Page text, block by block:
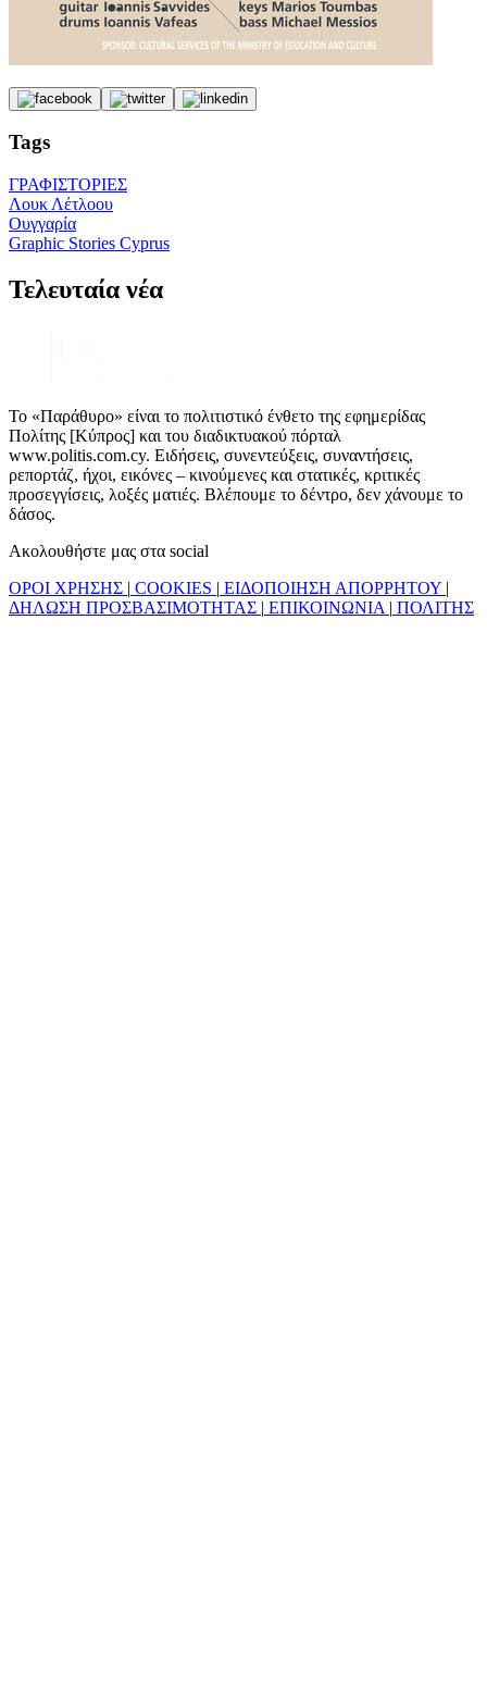
Tags
ΓΡΑΦΙΣΤΟΡΙΕΣ
Λουκ Λέτλοου
Ουγγαρία
Graphic Stories Cyprus
Τελευταία νέα
Το «Παράθυρο» είναι το πολιτιστικό ένθετο της εφημερίδας
Πολίτης [Κύπρος] και του διαδικτυακού πόρταλ
www.politis.com.cy. Ειδήσεις, συνεντεύξεις, συναντήσεις,
ρεπορτάζ, ήχοι, εικόνες – κινούμενες και στατικές, κριτικές
προσεγγίσεις, λοξές ματιές. Βλέπουμε το δέντρο, δεν χάνουμε το
δάσος.
Ακολουθήστε μας στα social
ΟΡΟΙ ΧΡΗΣΗΣ | COOKIES | ΕΙΔΟΠΟΙΗΣΗ ΑΠΟΡΡΗΤΟΥ |
ΔΗΛΩΣΗ ΠΡΟΣΒΑΣΙΜΟΤΗΤΑΣ | ΕΠΙΚΟΙΝΩΝΙΑ | ΠΟΛΙΤΗΣ